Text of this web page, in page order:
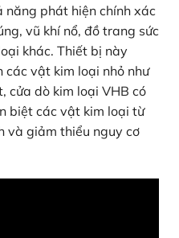
năng phát hiện chính xác
vũ khí nổ, đồ trang sức
khác. Thiết bị này
các vật kim loại nhỏ như
cửa dò kim loại VHB có
biệt các vật kim loại từ
và giảm thiểu nguy cơ